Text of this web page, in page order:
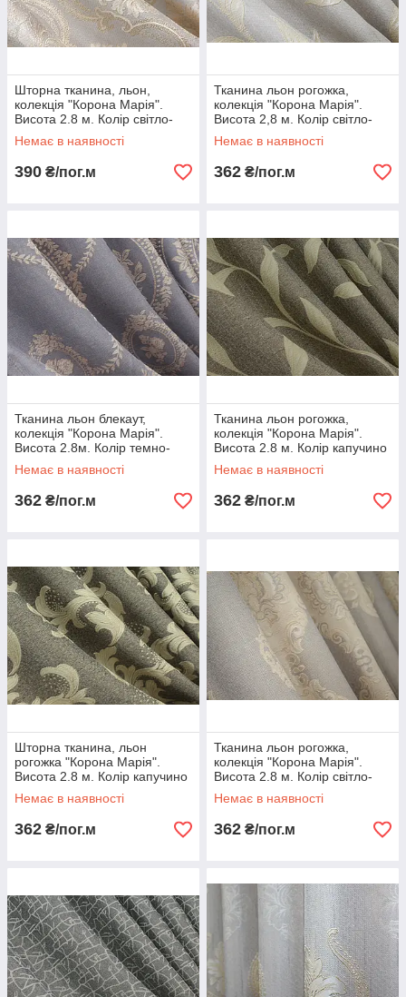
Шторна тканина, льон,
колекція "Корона Марія".
Висота 2.8 м. Колір світло-
сірий з золотистим. Код
1268ш
Немає в наявності
390 ₴/пог.м
Тканина льон рогожка,
колекція "Корона Марія".
Висота 2,8 м. Колір світло-
сірий з золотистим
візерунком. Код 669ш
Немає в наявності
362 ₴/пог.м
Тканина льон блекаут,
колекція "Корона Марія".
Висота 2.8м. Колір темно-
блакитний із золотистим. Код
821ш
Немає в наявності
362 ₴/пог.м
Тканина льон рогожка,
колекція "Корона Марія".
Висота 2.8 м. Колір капучино
з золотисто-бежевим. Код
707ш
Немає в наявності
362 ₴/пог.м
Шторна тканина, льон
рогожка "Корона Марія".
Висота 2.8 м. Колір капучино
з золотисто-бежевим. Код
706ш
Немає в наявності
362 ₴/пог.м
Тканина льон рогожка,
колекція "Корона Марія".
Висота 2.8 м. Колір світло-
сірий з бежевим. Код 708ш
Немає в наявності
362 ₴/пог.м